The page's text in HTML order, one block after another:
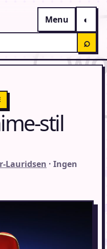
Menu
⌕
stil
Lauridsen · Ingen